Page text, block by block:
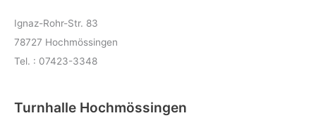
Ignaz-Rohr-Str. 83
78727 Hochmössingen
Tel. : 07423-3348
Turnhalle Hochmössingen